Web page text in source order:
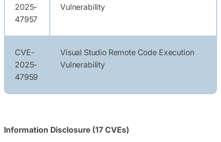
2025-
47957
Vulnerability
CVE-
2025-
47959
Visual Studio Remote Code Execution
Vulnerability
Information Disclosure (17 CVEs)